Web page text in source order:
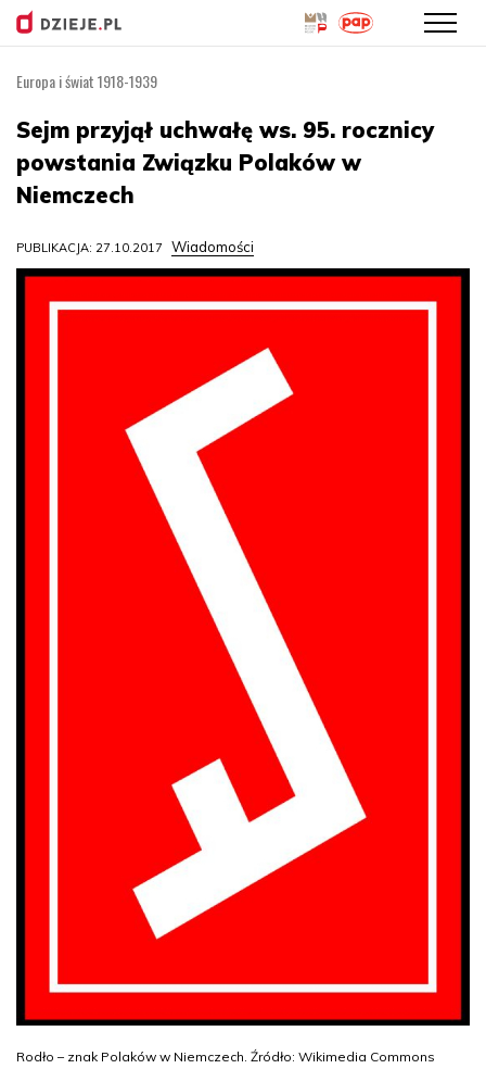
treści
Europa i świat 1918-1939
Sejm przyjął uchwałę ws. 95. rocznicy
powstania Związku Polaków w
Niemczech
PUBLIKACJA: 27.10.2017 Wiadomości
Rodło – znak Polaków w Niemczech. Źródło: Wikimedia Commons